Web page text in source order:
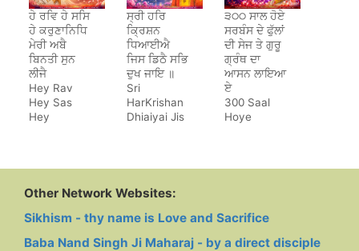
ਹੇ ਰਵਿ ਹੇ ਸਸਿ
ਹੇ ਕਰੁਣਾਨਿਧਿ
ਮੇਰੀ ਅਬੈ
ਬਿਨਤੀ ਸੁਨ
ਲੀਜੈ
Hey Rav
Hey Sas
Hey
ਸ੍ਰੀ ਹਰਿ
ਕ੍ਰਿਸ਼ਨ
ਧਿਆਈਐ
ਜਿਸ ਡਿਠੈ ਸਭਿ
ਦੁਖ ਜਾਇ ॥
Sri
HarKrishan
Dhiaiyai Jis
੩੦੦ ਸਾਲ ਹੋਏ
ਸਰਬੰਸ ਦੇ ਫੁੱਲਾਂ
ਦੀ ਸੇਜ ਤੇ ਗੁਰੂ
ਗ੍ਰੰਥ ਦਾ
ਆਸਨ ਲਾਇਆ
ਏ
300 Saal
Hoye
Other Network Websites:
Sikhism - thy name is Love and Sacrifice
Baba Nand Singh Ji Maharaj - by a direct disciple